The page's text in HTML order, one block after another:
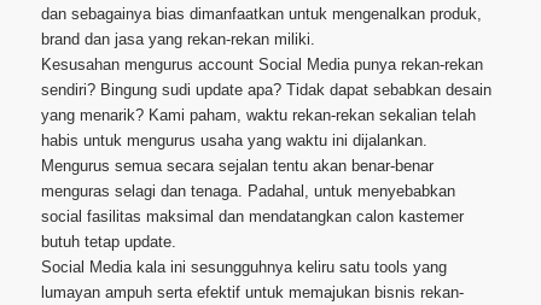
dan sebagainya bias dimanfaatkan untuk mengenalkan produk,
brand dan jasa yang rekan-rekan miliki.
Kesusahan mengurus account Social Media punya rekan-rekan
sendiri? Bingung sudi update apa? Tidak dapat sebabkan desain
yang menarik? Kami paham, waktu rekan-rekan sekalian telah
habis untuk mengurus usaha yang waktu ini dijalankan.
Mengurus semua secara sejalan tentu akan benar-benar
menguras selagi dan tenaga. Padahal, untuk menyebabkan
social fasilitas maksimal dan mendatangkan calon kastemer
butuh tetap update.
Social Media kala ini sesungguhnya keliru satu tools yang
lumayan ampuh serta efektif untuk memajukan bisnis rekan-